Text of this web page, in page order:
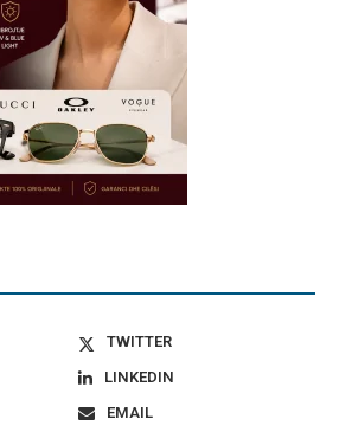
TWITTER
LINKEDIN
EMAIL